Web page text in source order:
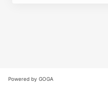
Powered by GOGA